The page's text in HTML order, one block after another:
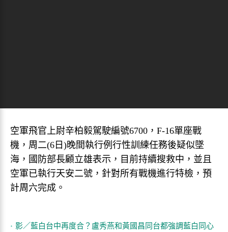
空軍飛官上尉辛柏毅駕駛編號6700，F-16單座戰
機，周二(6日)晚間執行例行性訓練任務後疑似墜
海，國防部長顧立雄表示，目前持續搜救中，並且
空軍已執行天安二號，針對所有戰機進行特檢，預
計周六完成。
影／藍白台中再度合？盧秀燕和黃國昌同台都強調藍白同心